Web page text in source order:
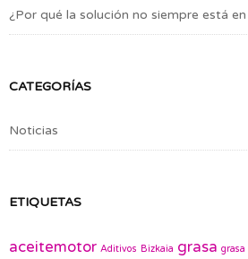
¿Por qué la solución no siempre está
CATEGORÍAS
Noticias
ETIQUETAS
aceitemotor Aditivos Bizkaia grasa